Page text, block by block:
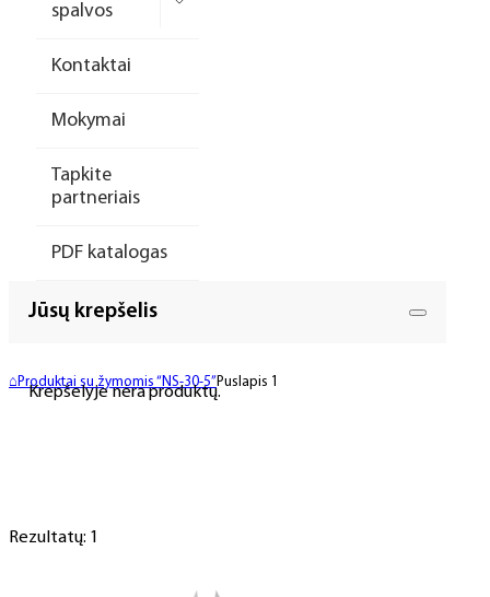
spalvos
Kontaktai
Mokymai
Tapkite
partneriais
PDF katalogas
Jūsų krepšelis
Krepšelyje nėra produktų.
⌂ Produktai su žymomis “NS-30-5” Puslapis 1
Rezultatų: 1